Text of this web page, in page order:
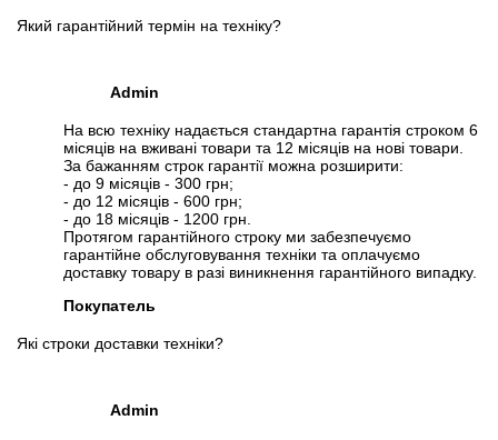
Який гарантійний термін на техніку?
Admin
На всю техніку надається стандартна гарантія строком 6
місяців на вживані товари та 12 місяців на нові товари.
За бажанням строк гарантії можна розширити:
- до 9 місяців - 300 грн;
- до 12 місяців - 600 грн;
- до 18 місяців - 1200 грн.
Протягом гарантійного строку ми забезпечуємо
гарантійне обслуговування техніки та оплачуємо
доставку товару в разі виникнення гарантійного випадку.
Покупатель
Які строки доставки техніки?
Admin